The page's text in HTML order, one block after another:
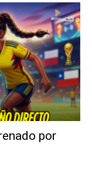
por